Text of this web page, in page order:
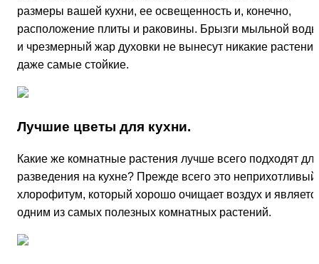
размеры вашей кухни, ее освещенность и, конечно,
расположение плиты и рако­вины. Брызги мыльной воды
и чрезмерный жар духовки не вынесут никакие
даже самые стойкие.
Лучшие цветы для кухни.
Какие же комнатные рас­тения лучше всего подходят
разведения на кухне? Прежде всего это неприхот­ливый
хлорофитум, который хорошо очищает воздух и
одним из самых полезных комнатных растений.